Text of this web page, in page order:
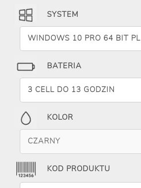
SYSTEM
WINDOWS 10 PRO 64 BIT PL
BATERIA
3 CELL DO 13 GODZIN
KOLOR
CZARNY
KOD PRODUKTU